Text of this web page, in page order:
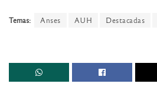
Temas: Anses AUH Destacadas